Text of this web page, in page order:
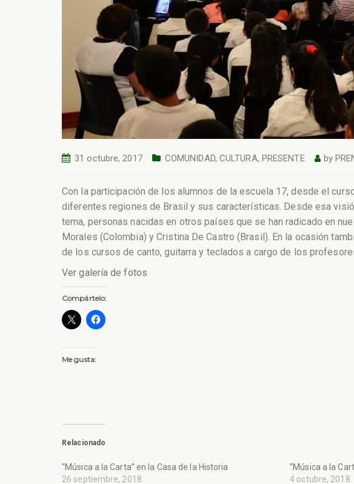
31 octubre, 2017 COMUNIDAD, CULTURA, PRESENTE by
Con la participación de los alumnos de la escuela 17, desde el
diferentes regiones de Brasil y sus características. Desde esa
tema, personas nacidas en otros países que se han radicado en
Morales (Colombia) y Cristina De Castro (Brasil). En la ocasión
de los cursos de canto, guitarra y teclados a cargo de los
Ver galería de fotos
Compártelo:
Me gusta:
Relacionado
“Música a la Carta” en la Casa de la Historia
26 septiembre, 2018
“Música a la
4 octubre, 2018